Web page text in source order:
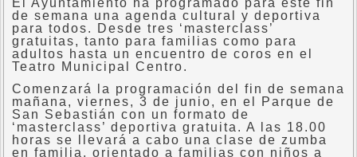
El Ayuntamiento ha programado para este fin
de semana una agenda cultural y deportiva
para todos. Desde tres ‘masterclass’
gratuitas, tanto para familias como para
adultos hasta un encuentro de coros en el
Teatro Municipal Centro.
Comenzará la programación del fin de semana
mañana, viernes, 3 de junio, en el Parque de
San Sebastián con un formato de
‘masterclass’ deportiva gratuita. A las 18.00
horas se llevará a cabo una clase de zumba
en familia, orientado a familias con niños a